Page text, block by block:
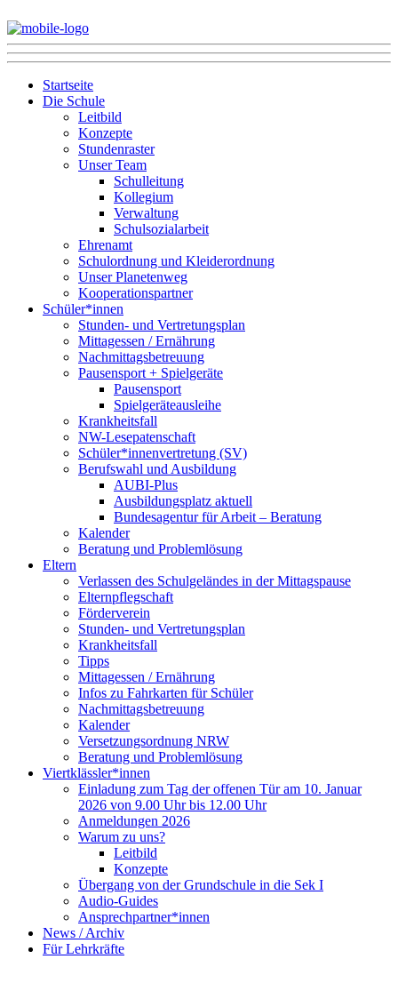
Startseite
Die Schule
Leitbild
Konzepte
Stundenraster
Unser Team
Schulleitung
Kollegium
Verwaltung
Schulsozialarbeit
Ehrenamt
Schulordnung und Kleiderordnung
Unser Planetenweg
Kooperationspartner
Schüler*innen
Stunden- und Vertretungsplan
Mittagessen / Ernährung
Nachmittagsbetreuung
Pausensport + Spielgeräte
Pausensport
Spielgeräteausleihe
Krankheitsfall
NW-Lesepatenschaft
Schüler*innenvertretung (SV)
Berufswahl und Ausbildung
AUBI-Plus
Ausbildungsplatz aktuell
Bundesagentur für Arbeit – Beratung
Kalender
Beratung und Problemlösung
Eltern
Verlassen des Schulgeländes in der Mittagspause
Elternpflegschaft
Förderverein
Stunden- und Vertretungsplan
Krankheitsfall
Tipps
Mittagessen / Ernährung
Infos zu Fahrkarten für Schüler
Nachmittagsbetreuung
Kalender
Versetzungsordnung NRW
Beratung und Problemlösung
Viertklässler*innen
Einladung zum Tag der offenen Tür am 10. Januar
2026 von 9.00 Uhr bis 12.00 Uhr
Anmeldungen 2026
Warum zu uns?
Leitbild
Konzepte
Übergang von der Grundschule in die Sek I
Audio-Guides
Ansprechpartner*innen
News / Archiv
Für Lehrkräfte